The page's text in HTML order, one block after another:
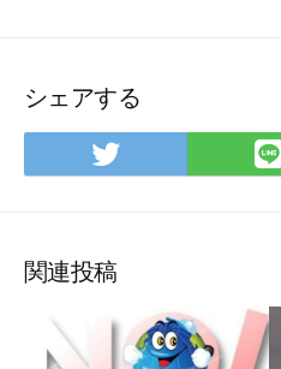
シェアする
Twitter
で
関連投稿